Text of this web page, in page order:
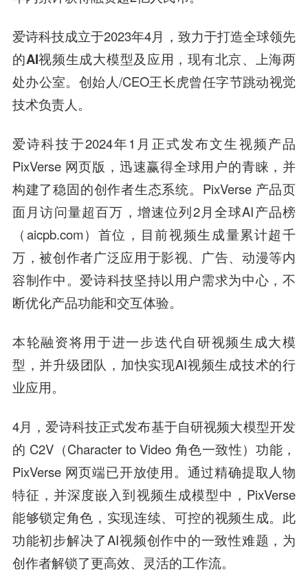
爱诗科技成立于2023年4月，致力于打造全球领先
的AI视频生成大模型及应用 ，现有北京、上海两
处办公室。创始人/CEO王长虎曾任字节跳动视觉
技术负责人。
爱诗科技于2024年1月正式发布文生视频产品
PixVerse 网页版，迅速赢得全球用户的青睐，并
构建了稳固的创作者生态系统。PixVerse 产品页
面月访问量超百万，增速位列2月全球AI产品榜
（aicpb.com）首位，目前视频生成量累计超千
万，被创作者广泛应用于影视、广告、动漫等内
容制作中。爱诗科技坚持以用户需求为中心，不
断优化产品功能和交互体验。
本轮融资将用于进一步迭代自研视频生成大模
型，并升级团队，加快实现AI视频生成技术的行
业应用。
4月，爱诗科技正式发布基于自研视频大模型开发
的 C2V（Character to Video 角色一致性）功能，
PixVerse 网页端已开放使用。通过精确提取人物
特征，并深度嵌入到视频生成模型中，PixVerse
能够锁定角色，实现连续、可控的视频生成。此
功能初步解决了AI视频创作中的一致性难题，为
创作者解锁了更高效、灵活的工作流。